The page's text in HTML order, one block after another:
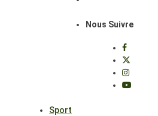
Nous Suivre
Sport